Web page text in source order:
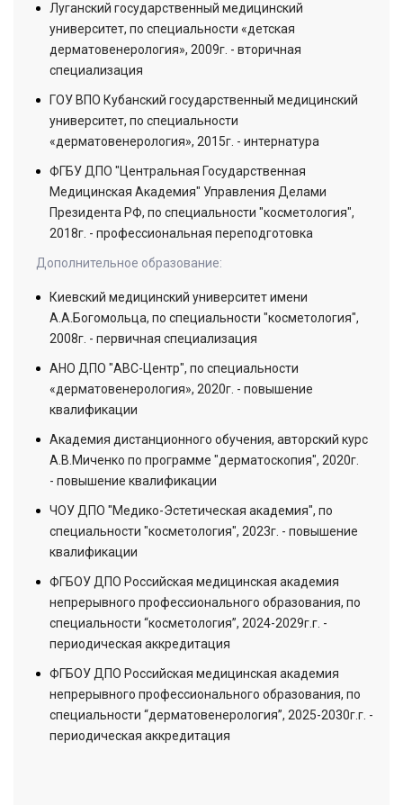
Луганский государственный медицинский
университет, по специальности «детская
дерматовенерология», 2009г. - вторичная
специализация
ГОУ ВПО Кубанский государственный медицинский
университет, по специальности
«дерматовенерология», 2015г. - интернатура
ФГБУ ДПО "Центральная Государственная
Медицинская Академия" Управления Делами
Президента РФ, по специальности "косметология",
2018г. - профессиональная переподготовка
Дополнительное образование:
Киевский медицинский университет имени
А.А.Богомольца, по специальности "косметология",
2008г. - первичная специализация
АНО ДПО "АВС-Центр", по специальности
«дерматовенерология», 2020г. - повышение
квалификации
Академия дистанционного обучения, авторский курс
А.В.Миченко по программе "дерматоскопия", 2020г.
- повышение квалификации
ЧОУ ДПО "Медико-Эстетическая академия", по
специальности "косметология", 2023г. - повышение
квалификации
ФГБОУ ДПО Российская медицинская академия
непрерывного профессионального образования, по
специальности “косметология”, 2024-2029г.г. -
периодическая аккредитация
ФГБОУ ДПО Российская медицинская академия
непрерывного профессионального образования, по
специальности “дерматовенерология”, 2025-2030г.г. -
периодическая аккредитация